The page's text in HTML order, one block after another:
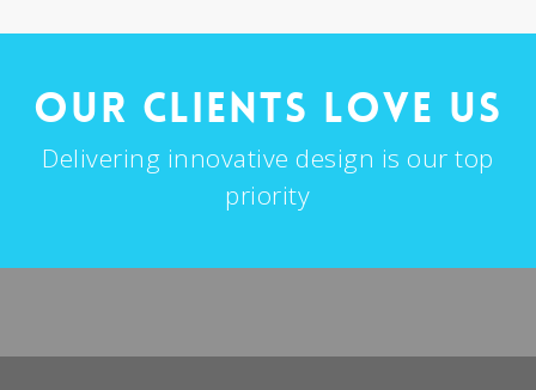
Our Clients Love Us
Delivering innovative design is our top
priority